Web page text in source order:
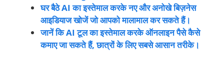
घर बैठे AI का इस्तेमाल करके नए और अनोखे बिज़नेस
आइडियाज खोजें जो आपको मालामाल कर सकते हैं।
जानें कि AI टूल का इस्तेमाल करके ऑनलाइन पैसे कैसे
कमाए जा सकते हैं, छात्रों के लिए सबसे आसान तरीके।